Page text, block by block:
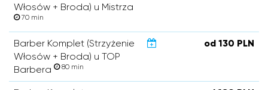
Włosów + Broda) u Mistrza
70 min
Barber Komplet (Strzyżenie
Włosów + Broda) u TOP
Barbera
80 min
od 130 PLN